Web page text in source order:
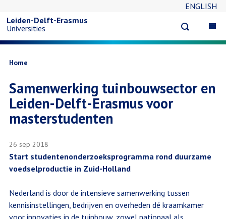
naar
inhoud
ENGLISH
search
Leiden-Delft-Erasmus
Universities
Kruimelpad
Home
Samenwerking tuinbouwsector en
Leiden-Delft-Erasmus voor
masterstudenten
26 sep 2018
Start studentenonderzoeksprogramma rond duurzame
voedselproductie in Zuid-Holland
Nederland is door de intensieve samenwerking tussen
kennisinstellingen, bedrijven en overheden dé kraamkamer
voor innovaties in de tuinbouw, zowel nationaal als